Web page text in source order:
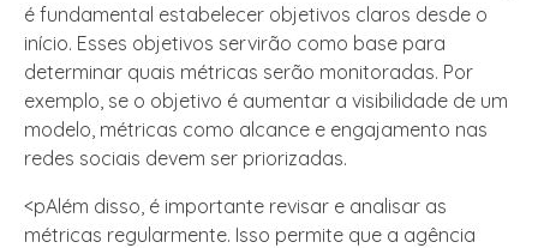
é fundamental estabelecer objetivos claros desde o
início. Esses objetivos servirão como base para
determinar quais métricas serão monitoradas. Por
exemplo, se o objetivo é aumentar a visibilidade de um
modelo, métricas como alcance e engajamento nas
redes sociais devem ser priorizadas.
<pAlém disso, é importante revisar e analisar as
métricas regularmente. Isso permite que a agência